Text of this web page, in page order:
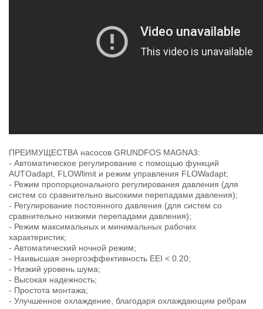
ПРЕИМУЩЕСТВА насосов GRUNDFOS MAGNA3:
- Автоматическое регулирование с помощью функций
AUTOadapt, FLOWlimit и режим управления FLOWadapt;
- Режим пропорционального регулирования давления (для
систем со сравнительно высокими перепадами давления);
- Регулирование постоянного давления (для систем со
сравнительно низкими перепадами давления);
- Режим максимальных и минимальных рабочих
характеристик;
- Автоматический ночной режим;
- Наивысшая энергоэффективность EEI < 0.20;
- Низкий уровень шума;
- Высокая надежность;
- Простота монтажа;
- Улучшенное охлаждение, благодаря охлаждающим ребрам